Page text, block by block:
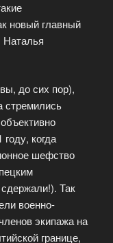
новый главный
до сих пор),
стремились
когда
шефство
Так
военно-
экипажа на
границе,